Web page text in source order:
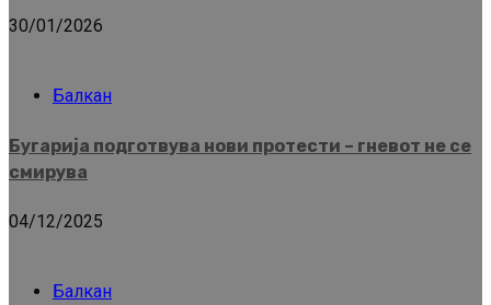
30/01/2026
Балкан
Бугарија подготвува нови протести – гневот не се
смирува
04/12/2025
Балкан